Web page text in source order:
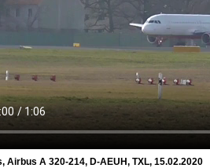
Airbus A 320-214, D-AEUH, TXL, 15.02.2020